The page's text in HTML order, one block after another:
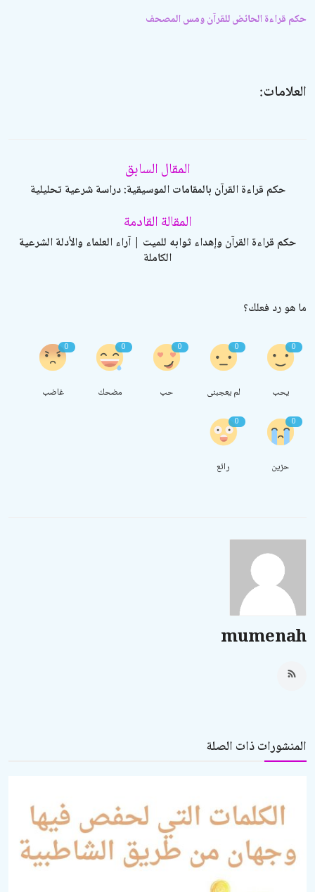
حكم قراءة الحائض للقرآن ومس المصحف
العلامات:
المقال السابق
حكم قراءة القرآن بالمقامات الموسيقية: دراسة شرعية تحليلية
المقالة القادمة
حكم قراءة القرآن وإهداء ثوابه للميت | آراء العلماء والأدلة الشرعية
الكاملة
ما هو رد فعلك؟
0
يحب
0
لم يعجبنى
0
حب
0
مضحك
0
غاضب
0
حزين
0
رائع
mumenah
المنشورات ذات الصلة